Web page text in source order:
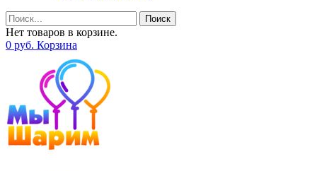
Поиск
Нет товаров в корзине.
0 руб. Корзина